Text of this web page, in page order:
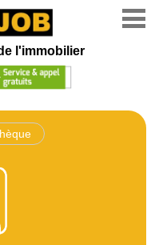
l'immobilier